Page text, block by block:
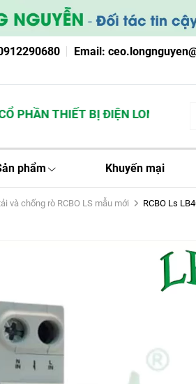
Email:
THIẾT BỊ ĐIỆN LONG NGUYỄN
phẩm Khuyến mại
và chống rò RCBO LS mẫu mới RCBO Ls